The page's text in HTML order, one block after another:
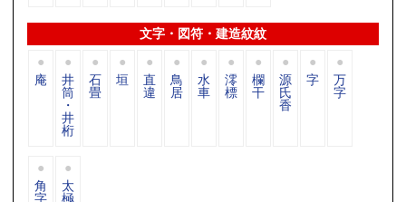
文字・図符・建造紋紋
庵 井
筒
・
井
桁
石
畳
垣 直
違
鳥
居
水
車
澪
標
欄
干
源
氏
香
字 万
字
角
字
太
極